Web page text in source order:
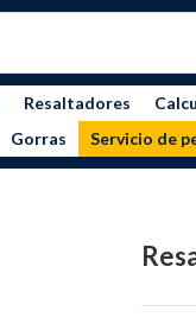
Resaltadores
Gorras Servicio de